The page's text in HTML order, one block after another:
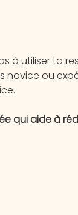
à utiliser ta
ou
qui aide à